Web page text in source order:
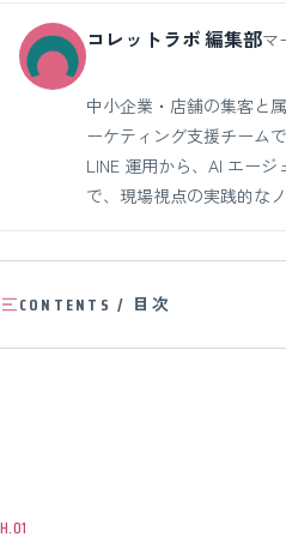
コレットラボ 編集部マ
中小企業・店舗の集客と
ーケティング支援チーム
LINE 運用から、AI エー
で、現場視点の実践的な
CONTENTS / 目次